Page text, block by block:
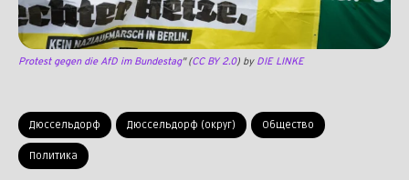
Дюссельдорф Дюссельдорф (округ) Общество
Политика
Protest gegen die AfD im Bundestag" (CC BY 2.0) by DIE LINKE